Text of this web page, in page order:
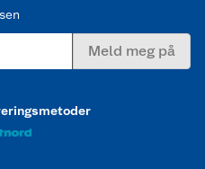
Meld meg på